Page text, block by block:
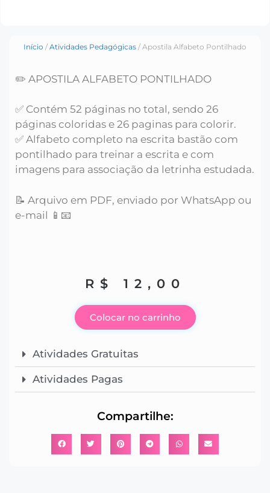
Início / Atividades Pedagógicas / Apostila Alfabeto Pontilhado
✏️ APOSTILA ALFABETO PONTILHADO
✅ Contém 52 páginas no total, sendo 26
páginas coloridas e 26 paginas para colorir.
✅ Alfabeto completo na escrita bastão com
pontilhado para treinar a escrita e com
imagens para associação da letrinha estudada.
📝 Arquivo em PDF, enviado por WhatsApp ou
e-mail 📱📧
R$ 12,00
Colocar no carrinho
Atividades Gratuitas
Atividades Pagas
Compartilhe: